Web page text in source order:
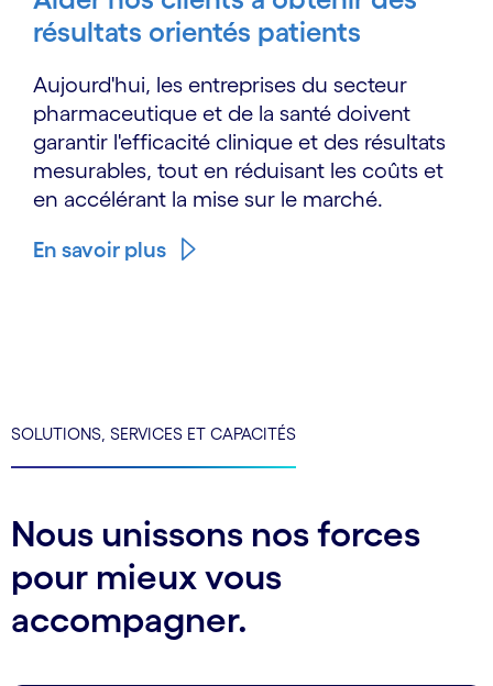
résultats orientés patients
Aujourd'hui, les entreprises du secteur
pharmaceutique et de la santé doivent
garantir l'efficacité clinique et des résultats
mesurables, tout en réduisant les coûts et
en accélérant la mise sur le marché.
En savoir plus
SOLUTIONS, SERVICES ET CAPACITÉS
Nous unissons nos forces
pour mieux vous
accompagner.